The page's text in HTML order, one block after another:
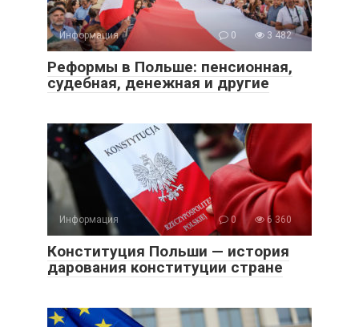
Информация 0 3 482
Реформы в Польше: пенсионная,
судебная, денежная и другие
Информация 0 6 360
Конституция Польши — история
дарования конституции стране